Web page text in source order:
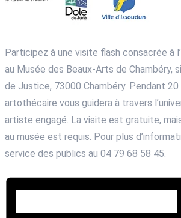
Participez à une visite flash consacrée à
au Musée des Beaux-Arts de Chambéry,
de Justice, 73000 Chambéry. Pendant 20
artothécaire vous guidera à travers
artiste engagé. La visite est gratuite,
au musée est requis. Pour plus
service des publics au 04 79 68 58 45.